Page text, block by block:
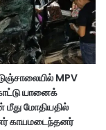
MPV
யானைக்
மீது மோதியதில்
காயமடைந்தனர்